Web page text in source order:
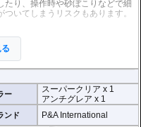
たり、操作時や砂ぼこりなどで細
ついてしまうリスクもあります。
ディスプレイを保護します。
枚のフィルム(スーパークリアとア
ア)が入っており
クリア :
耐摩耗性が非常に高く、
高いフィルム。貼り付けてしまう
なじみ、フィルムの存在がほとん
なくなります。
ー
スーパークリア x 1
アンチグレア x 1
ンド P&A International